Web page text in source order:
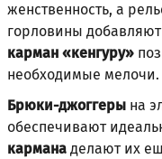
женственность, а
горловины
карман «кенгуру»
необходимые мелочи.
Брюки-джоггеры на
обеспечивают
кармана делают их